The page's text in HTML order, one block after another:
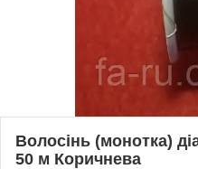
Волосінь (монотка)
50 м Коричнева